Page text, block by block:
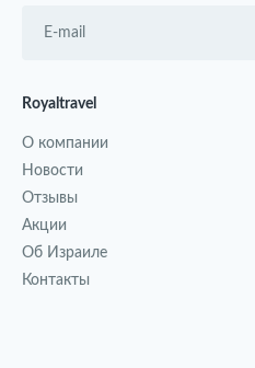
Royaltravel
О компании
Новости
Отзывы
Акции
Об Израиле
Контакты